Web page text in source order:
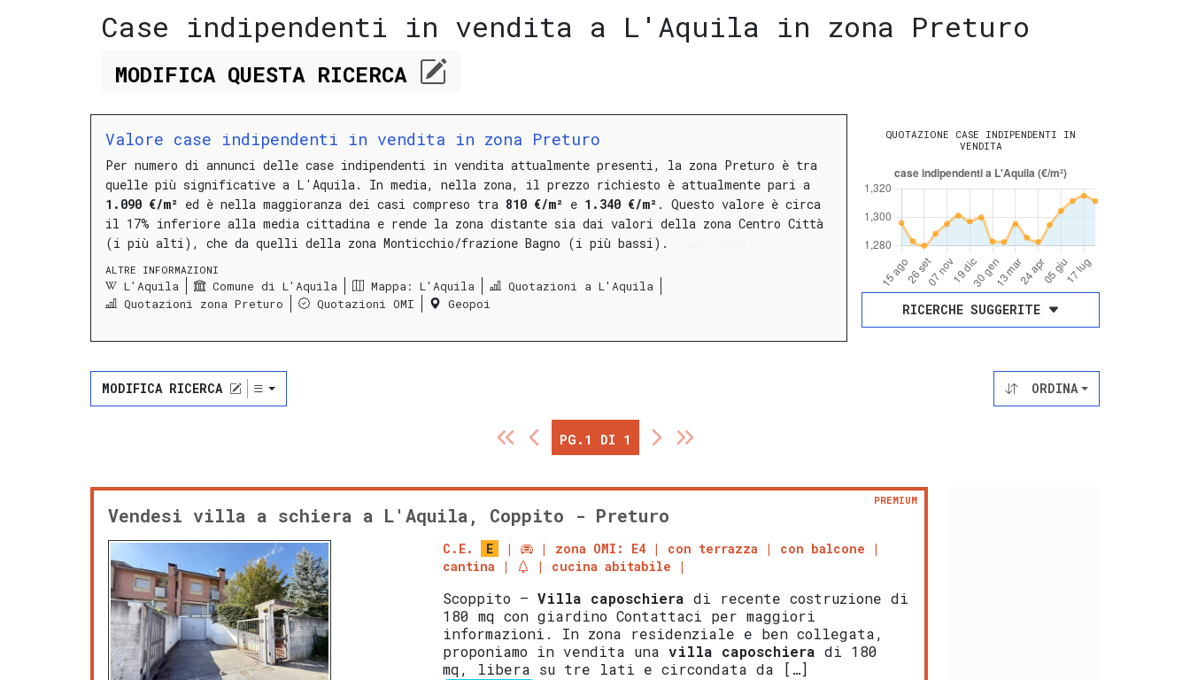
Case indipendenti in vendita a L'Aquila in zona Preturo
MODIFICA QUESTARICERCA
Valore case indipendenti in vendita in zona Preturo
Per numero di annunci delle case indipendenti in vendita attualmente presenti, la zona Preturo è tra
quelle più significative a L'Aquila.
In media, nella zona, il prezzo richiesto è attualmente pari a
1.090 €/m² ed è nella maggioranza dei casi compreso tra 810 €/m² e 1.340 €/m² . Questo valore è circa
il 17% inferiore alla media cittadina e rende la zona distante sia dai valori della zona Centro Città
(i più alti), che da quelli della zona Monticchio/frazione Bagno (i più bassi).
ALTRE INFORMAZIONI
L'Aquila Comune di L'Aquila Mappa: L'Aquila
Quotazioni a L'Aquila
Quotazioni zona Preturo
Quotazioni OMI Geopoi
QUOTAZIONE CASE INDIPENDENTI IN
VENDITA
RICERCHE SUGGERITE
MODIFICA RICERCA ORDINA
PG.1 DI 1
Vendesi villa a schiera a L'Aquila, Coppito - Preturo
PREMIUM
C.E. E zona OMI: E4 con terrazza
con balcone
cantina
cucina abitabile
Scoppito –Villa caposchiera di recente costruzione di
180 mq con giardino Contattaci per maggiori
informazioni. In zona residenziale e ben collegata,
proponiamo in vendita unavilla caposchiera di 180
mq, libera su tre lati e circondata da […]